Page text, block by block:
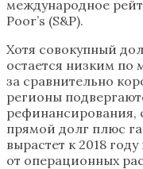
международное
Poor’s (S&P).
Хотя совокупный
остается низким
за сравнительно
регионы
рефинансирования,
прямой долг плюс
вырастет к 2018
от операционных